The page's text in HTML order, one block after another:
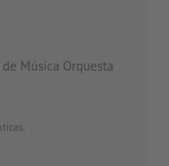
de Música Orquesta